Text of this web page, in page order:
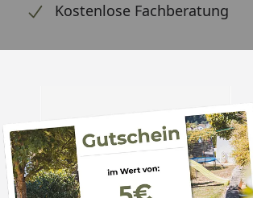
Kostenlose Fachberatung